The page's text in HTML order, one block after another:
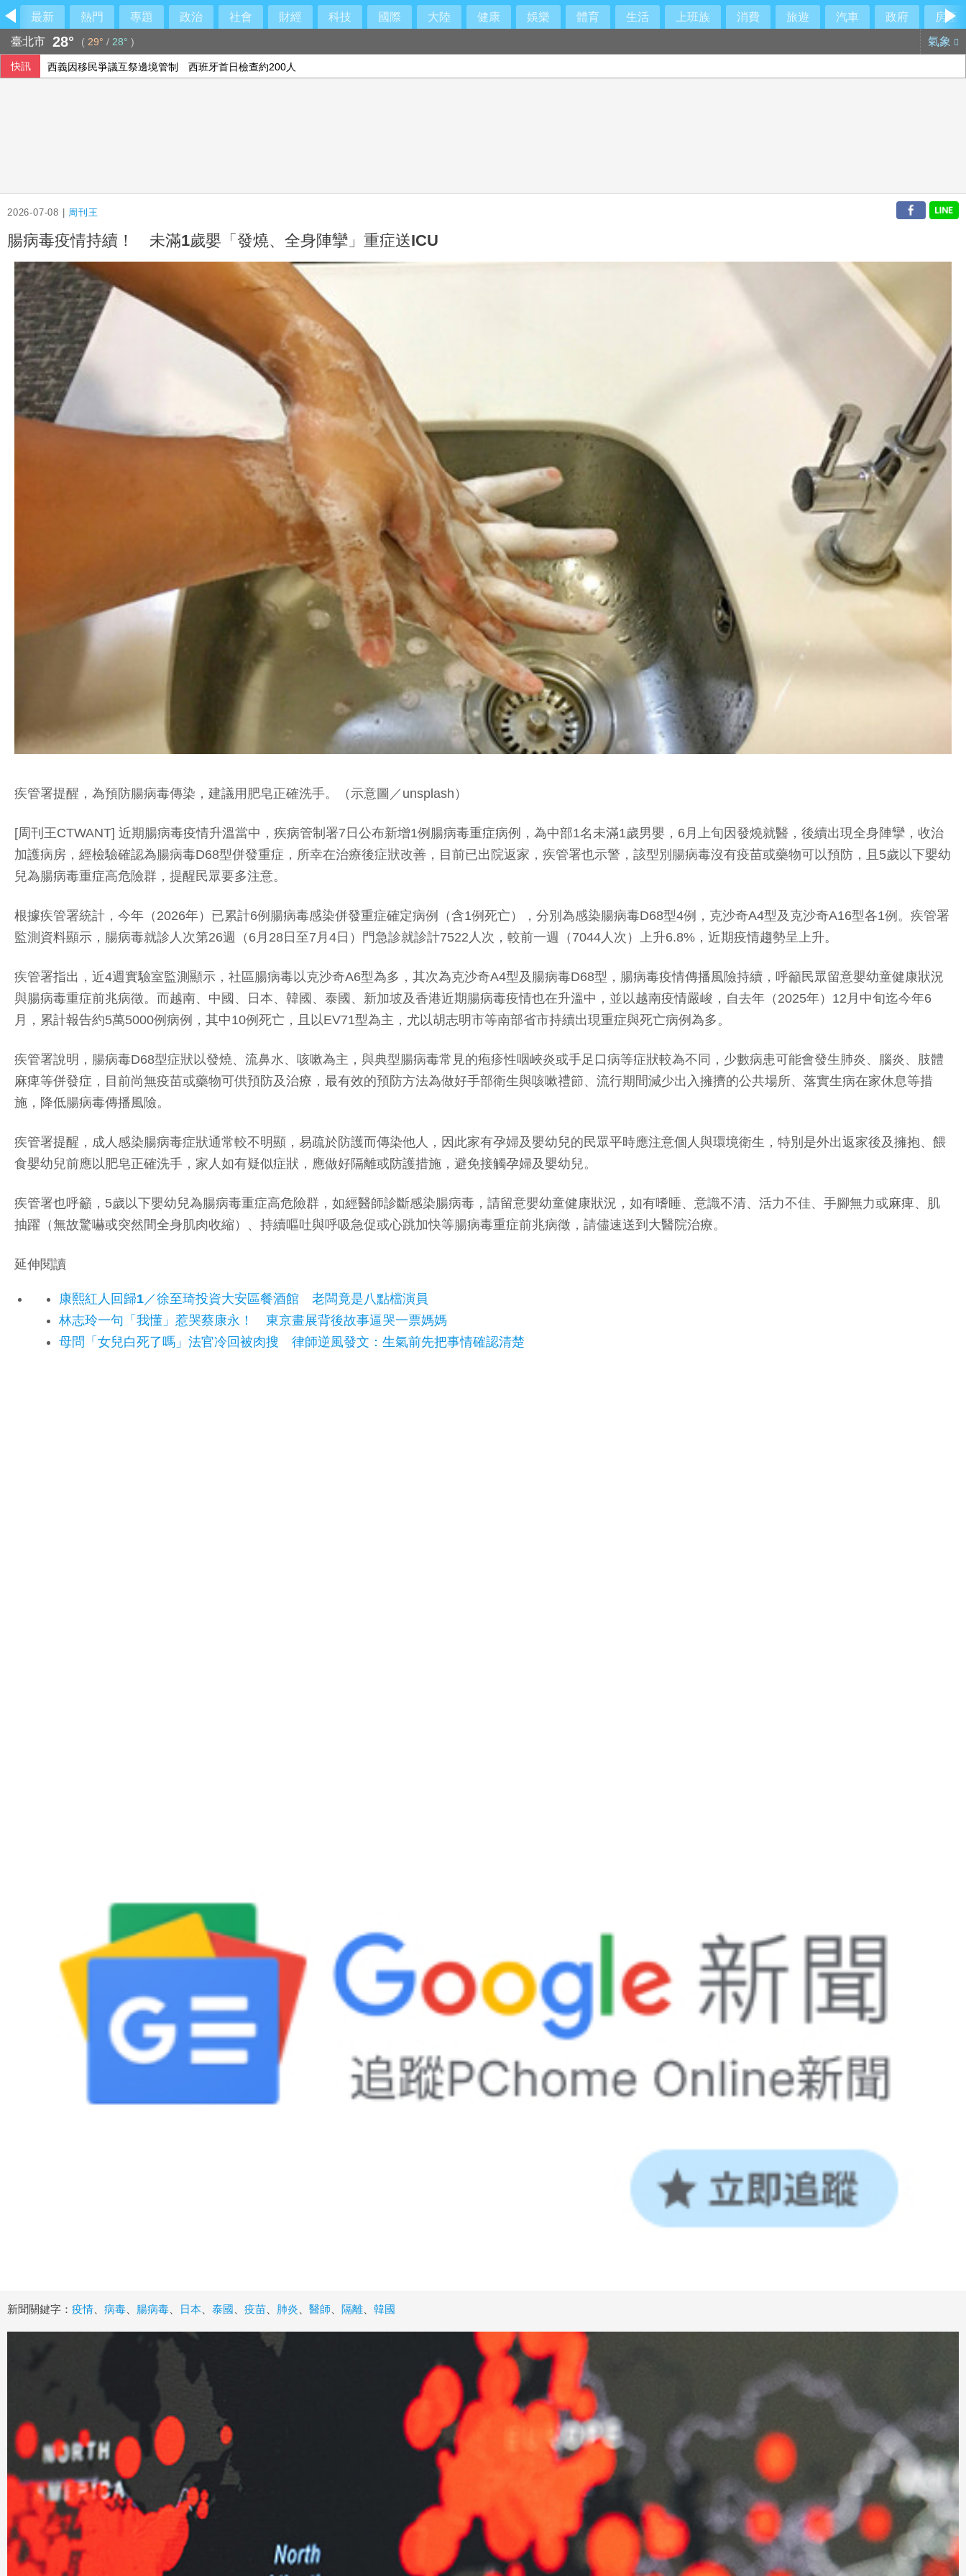
最新 熱門 專題 政治 社會 財經 科技 國際 大陸 健康 娛樂 體育 生活 上班族 消費 旅遊 汽車 政府
房產
臺北市 28° ( 29° / 28° ) 氣象
快訊 西義因移民爭議互祭邊境管制 西班牙首日檢查約200人
2026-07-08 | 周刊王
腸病毒疫情持續！ 未滿1歲嬰「發燒、全身陣攣」重症送ICU
疾管署提醒，為預防腸病毒傳染，建議用肥皂正確洗手。（示意圖／unsplash）
[周刊王CTWANT] 近期腸病毒疫情升溫當中，疾病管制署7日公布新增1例腸病毒重症病例，為中部1名未滿1歲男嬰，6月上旬因發燒就醫，後續出現全身陣攣，收治
加護病房，經檢驗確認為腸病毒D68型併發重症，所幸在治療後症狀改善，目前已出院返家，疾管署也示警，該型別腸病毒沒有疫苗或藥物可以預防，且5歲以下嬰幼
兒為腸病毒重症高危險群，提醒民眾要多注意。
根據疾管署統計，今年（2026年）已累計6例腸病毒感染併發重症確定病例（含1例死亡），分別為感染腸病毒D68型4例，克沙奇A4型及克沙奇A16型各1例。疾管署
監測資料顯示，腸病毒就診人次第26週（6月28日至7月4日）門急診就診計7522人次，較前一週（7044人次）上升6.8%，近期疫情趨勢呈上升。
疾管署指出，近4週實驗室監測顯示，社區腸病毒以克沙奇A6型為多，其次為克沙奇A4型及腸病毒D68型，腸病毒疫情傳播風險持續，呼籲民眾留意嬰幼童健康狀況
與腸病毒重症前兆病徵。而越南、中國、日本、韓國、泰國、新加坡及香港近期腸病毒疫情也在升溫中，並以越南疫情嚴峻，自去年（2025年）12月中旬迄今年6
月，累計報告約5萬5000例病例，其中10例死亡，且以EV71型為主，尤以胡志明市等南部省市持續出現重症與死亡病例為多。
疾管署說明，腸病毒D68型症狀以發燒、流鼻水、咳嗽為主，與典型腸病毒常見的疱疹性咽峽炎或手足口病等症狀較為不同，少數病患可能會發生肺炎、腦炎、肢體
麻痺等併發症，目前尚無疫苗或藥物可供預防及治療，最有效的預防方法為做好手部衛生與咳嗽禮節、流行期間減少出入擁擠的公共場所、落實生病在家休息等措
施，降低腸病毒傳播風險。
疾管署提醒，成人感染腸病毒症狀通常較不明顯，易疏於防護而傳染他人，因此家有孕婦及嬰幼兒的民眾平時應注意個人與環境衛生，特別是外出返家後及擁抱、餵
食嬰幼兒前應以肥皂正確洗手，家人如有疑似症狀，應做好隔離或防護措施，避免接觸孕婦及嬰幼兒。
疾管署也呼籲，5歲以下嬰幼兒為腸病毒重症高危險群，如經醫師診斷感染腸病毒，請留意嬰幼童健康狀況，如有嗜睡、意識不清、活力不佳、手腳無力或麻痺、肌
抽躍（無故驚嚇或突然間全身肌肉收縮）、持續嘔吐與呼吸急促或心跳加快等腸病毒重症前兆病徵，請儘速送到大醫院治療。
延伸閱讀
康熙紅人回歸1／徐至琦投資大安區餐酒館 老闆竟是八點檔演員
林志玲一句「我懂」惹哭蔡康永！ 東京畫展背後故事逼哭一票媽媽
母問「女兒白死了嗎」法官冷回被肉搜 律師逆風發文：生氣前先把事情確認清楚
新聞關鍵字： 疫情 病毒 腸病毒 日本 泰國 疫苗 肺炎 醫師 隔離 韓國